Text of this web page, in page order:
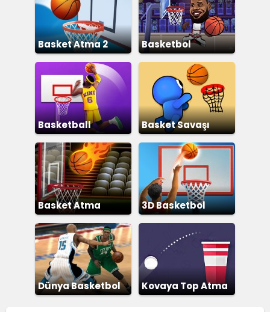
Basket Atma 2
Basketbol
Yıldızları
Basketball
Superstars
Basket Savaşı
Basket Atma 3D Basketbol
Dünya Basketbol
Kovaya Top Atma